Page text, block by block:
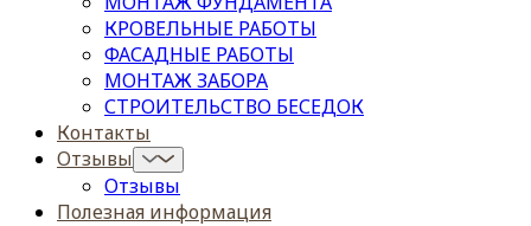
КРОВЕЛЬНЫЕ РАБОТЫ
ФАСАДНЫЕ РАБОТЫ
МОНТАЖ ЗАБОРА
СТРОИТЕЛЬСТВО БЕСЕДОК
Контакты
Отзывы
Отзывы
Полезная информация